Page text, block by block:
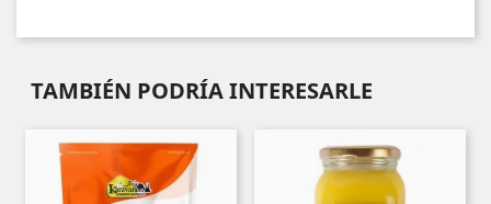
TAMBIÉN PODRÍA INTERESARLE